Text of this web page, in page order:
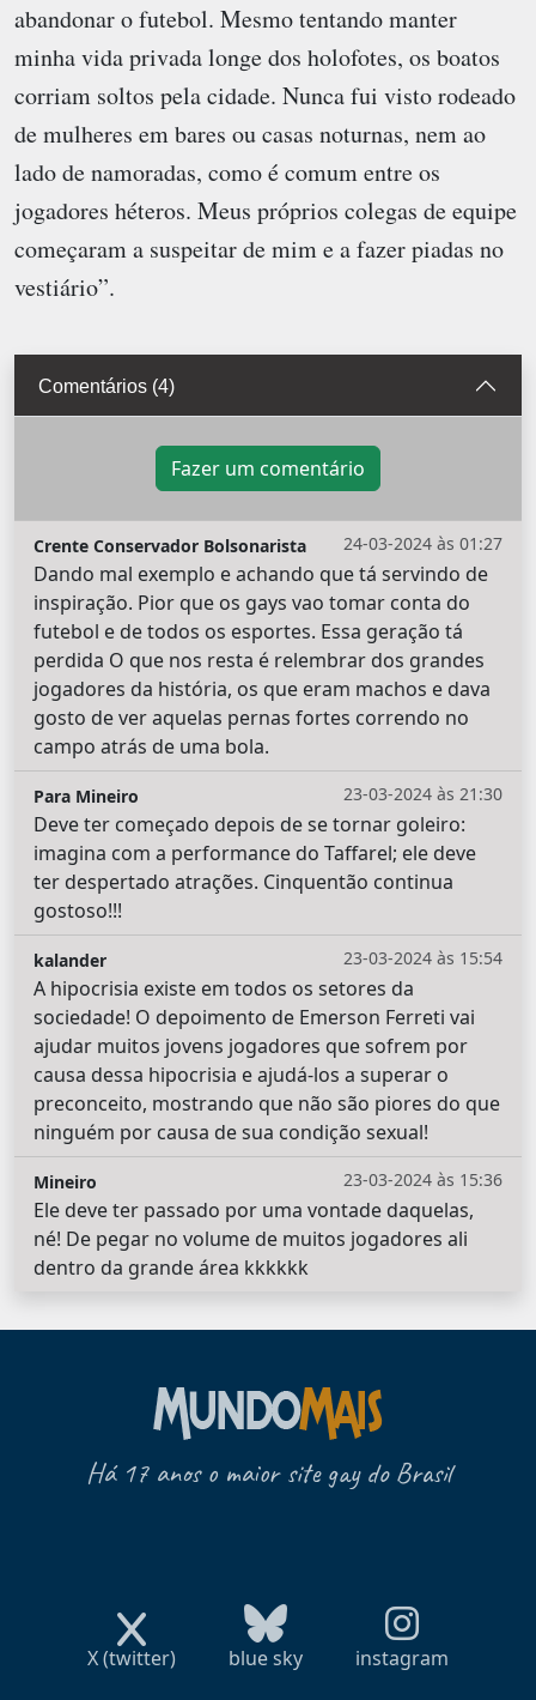
abandonar o futebol. Mesmo tentando manter
minha vida privada longe dos holofotes, os boatos
corriam soltos pela cidade. Nunca fui visto rodeado
de mulheres em bares ou casas noturnas, nem ao
lado de namoradas, como é comum entre os
jogadores héteros. Meus próprios colegas de equipe
começaram a suspeitar de mim e a fazer piadas no
vestiário”.
Comentários (4)
Fazer um comentário
24-03-2024 às 01:27
Crente Conservador Bolsonarista
Dando mal exemplo e achando que tá servindo de
inspiração. Pior que os gays vao tomar conta do
futebol e de todos os esportes. Essa geração tá
perdida O que nos resta é relembrar dos grandes
jogadores da história, os que eram machos e dava
gosto de ver aquelas pernas fortes correndo no
campo atrás de uma bola.
23-03-2024 às 21:30
Para Mineiro
Deve ter começado depois de se tornar goleiro:
imagina com a performance do Taffarel; ele deve
ter despertado atrações. Cinquentão continua
gostoso!!!
23-03-2024 às 15:54
kalander
A hipocrisia existe em todos os setores da
sociedade! O depoimento de Emerson Ferreti vai
ajudar muitos jovens jogadores que sofrem por
causa dessa hipocrisia e ajudá-los a superar o
preconceito, mostrando que não são piores do que
ninguém por causa de sua condição sexual!
23-03-2024 às 15:36
Mineiro
Ele deve ter passado por uma vontade daquelas,
né! De pegar no volume de muitos jogadores ali
dentro da grande área kkkkkk
Há 17 anos o maior site gay do Brasil
X (twitter) blue sky instagram